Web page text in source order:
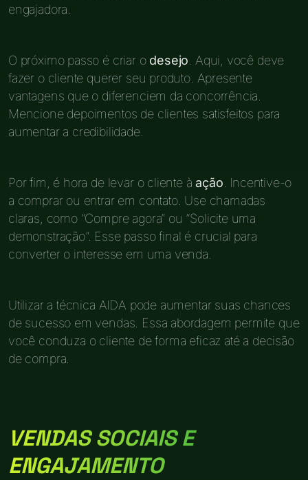
engajadora.
O próximo passo é criar o desejo . Aqui, você deve
fazer o cliente querer seu produto. Apresente
vantagens que o diferenciem da concorrência.
Mencione depoimentos de clientes satisfeitos para
aumentar a credibilidade.
Por fim, é hora de levar o cliente àação . Incentive-o
a comprar ou entrar em contato. Use chamadas
claras, como “Compre agora” ou “Solicite uma
demonstração”. Esse passo final é crucial para
converter o interesse em uma venda.
Utilizar a técnica AIDA pode aumentar suas chances
de sucesso em vendas. Essa abordagem permite que
você conduza o cliente de forma eficaz até a decisão
de compra.
VENDAS SOCIAIS E
ENGAJAMENTO